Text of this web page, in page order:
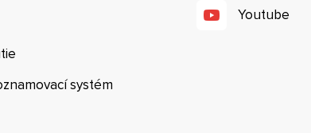
systém
Youtube